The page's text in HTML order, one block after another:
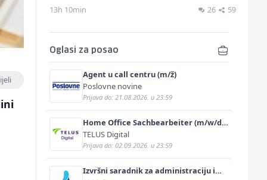
13h 10min 26 59
Oglasi za posao
Agent u call centru (m/ž)
Poslovne novine
Prijava do: 21.08.2026. u 23:59
Home Office Sachbearbeiter (m/w/d)
für einen bekannten deutschen
Energieversorger
TELUS Digital
Prijava do: 02.09.2026. u 23:59
Izvršni saradnik za administraciju i